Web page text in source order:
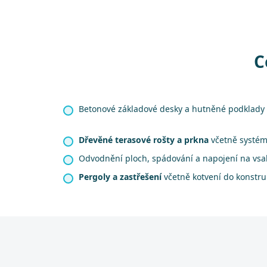
Betonové základové desky a hutněné
Dřevěné terasové rošty a prkna včetně
Odvodnění ploch, spádování a napojení na
Pergoly a zastřešenívčetně kotvení do